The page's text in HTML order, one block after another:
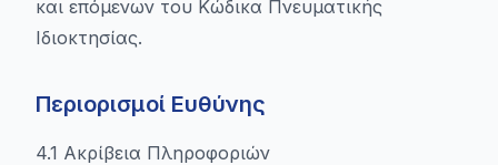
και επόμενων του Κώδικα Πνευματικής
Ιδιοκτησίας.
Περιορισμοί Ευθύνης
4.1 Ακρίβεια Πληροφοριών